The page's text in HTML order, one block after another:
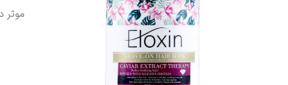
موثر